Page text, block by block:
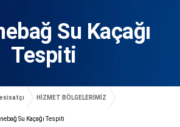
Su Kaçağı
Tespiti
HİZMET BÖLGELERİMİZ
Su Kaçağı Tespiti